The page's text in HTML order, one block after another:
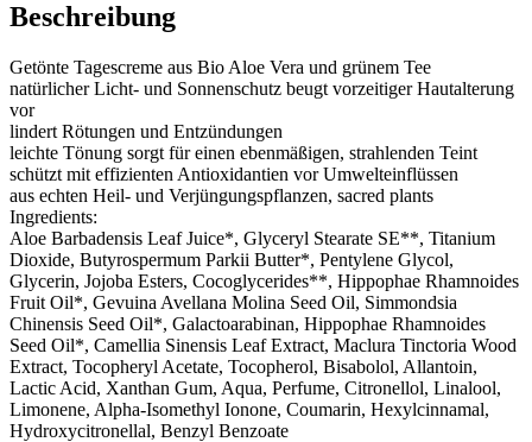
Beschreibung
Getönte Tagescreme aus Bio Aloe Vera und grünem Tee
natürlicher Licht- und Sonnenschutz beugt vorzeitiger Hautalterung
vor ​
lindert Rötungen und Entzündungen ​
leichte Tönung sorgt für einen ebenmäßigen, strahlenden Teint ​
schützt mit effizienten Antioxidantien vor Umwelteinflüssen ​
aus echten Heil- und Verjüngungspflanzen, sacred plants
Ingredients:
Aloe Barbadensis Leaf Juice*, Glyceryl Stearate SE**, Titanium
Dioxide, Butyrospermum Parkii Butter*, Pentylene Glycol,
Glycerin, Jojoba Esters, Cocoglycerides**, Hippophae Rhamnoides
Fruit Oil*, Gevuina Avellana Molina Seed Oil, Simmondsia
Chinensis Seed Oil*, Galactoarabinan, Hippophae Rhamnoides
Seed Oil*, Camellia Sinensis Leaf Extract, Maclura Tinctoria Wood
Extract, Tocopheryl Acetate, Tocopherol, Bisabolol, Allantoin,
Lactic Acid, Xanthan Gum, Aqua, Perfume, Citronellol, Linalool,
Limonene, Alpha-Isomethyl Ionone, Coumarin, Hexylcinnamal,
Hydroxycitronellal, Benzyl Benzoate